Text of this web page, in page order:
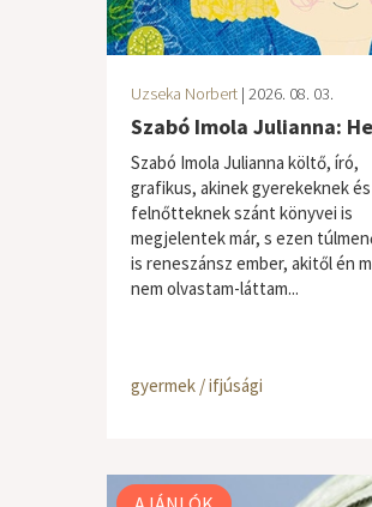
Uzseka Norbert | 2026. 08. 03.
Szabó Imola Julianna:
Szabó Imola Julianna költő, író,
grafikus, akinek gyerekeknek és
felnőtteknek szánt könyvei is
megjelentek már, s ezen
is reneszánsz ember, akitől én
nem olvastam-láttam...
gyermek / ifjúsági